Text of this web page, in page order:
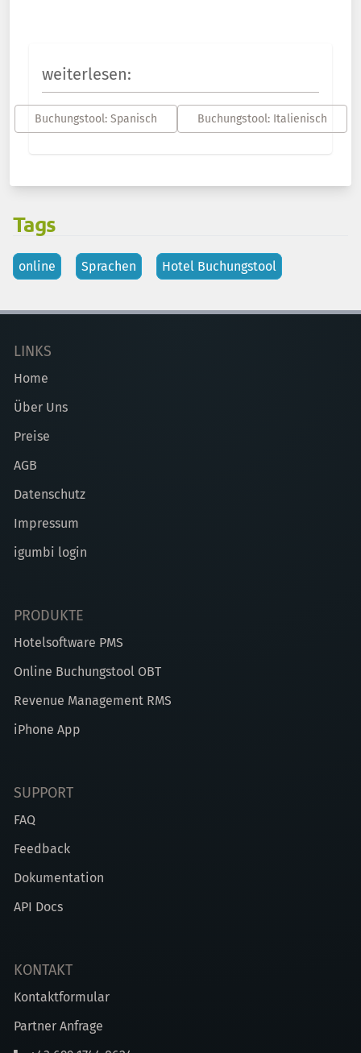
weiterlesen:
Buchungstool: Spanisch Buchungstool: Italienisch
Tags
online Sprachen Hotel Buchungstool
LINKS
Home
Über Uns
Preise
AGB
Datenschutz
Impressum
igumbi login
PRODUKTE
Hotelsoftware PMS
Online Buchungstool OBT
Revenue Management RMS
iPhone App
SUPPORT
FAQ
Feedback
Dokumentation
API Docs
KONTAKT
Kontaktformular
Partner Anfrage